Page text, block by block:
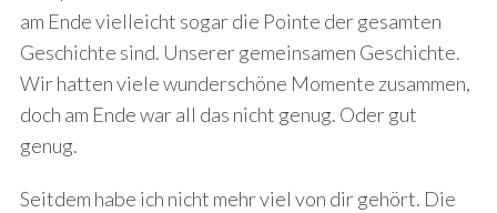
am Ende vielleicht sogar die Pointe der gesamten
Geschichte sind. Unserer gemeinsamen Geschichte.
Wir hatten viele wunderschöne Momente zusammen,
doch am Ende war all das nicht genug. Oder gut
genug.
Seitdem habe ich nicht mehr viel von dir gehört. Die